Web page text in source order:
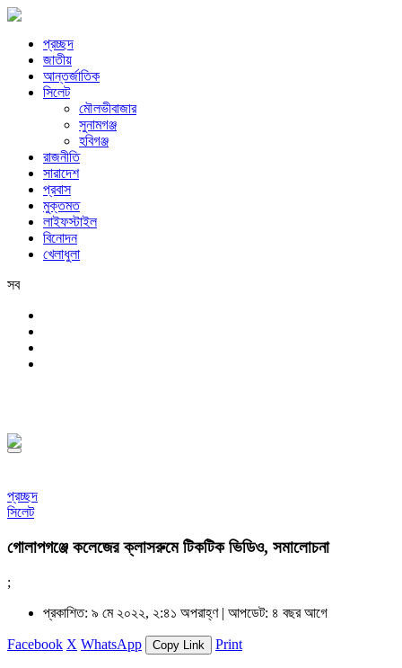
প্রচ্ছদ
জাতীয়
আন্তর্জাতিক
সিলেট
মৌলভীবাজার
সুনামগঞ্জ
হবিগঞ্জ
রাজনীতি
সারাদেশ
প্রবাস
মুক্তমত
লাইফস্টাইল
বিনোদন
খেলাধুলা
সব
প্রচ্ছদ
সিলেট
গোলাপগঞ্জে কলেজের ক্লাসরুমে টিকটিক ভিডিও, সমালোচনা
;
প্রকাশিত: ৯ মে ২০২২, ২:৪১ অপরাহ্ণ | আপডেট: ৪ বছর আগে
Facebook X WhatsApp Copy Link Print